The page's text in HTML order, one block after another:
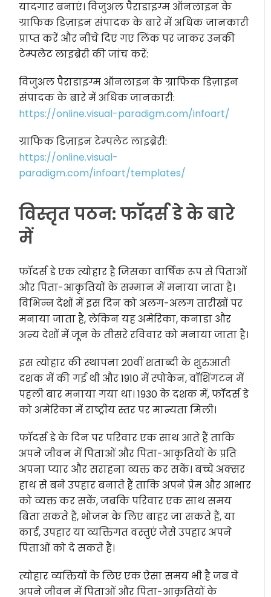
यादगार बनाएं। विजुअल पैराडाइग्म ऑनलाइन के
ग्राफिक डिज़ाइन संपादक के बारे में अधिक जानकारी
प्राप्त करें और नीचे दिए गए लिंक पर जाकर उनकी
टेम्पलेट लाइब्रेरी की जांच करें:
विजुअल पैराडाइग्म ऑनलाइन के ग्राफिक डिज़ाइन
संपादक के बारे में अधिक जानकारी:
https://online.visual-paradigm.com/infoart/
ग्राफिक डिज़ाइन टेम्पलेट लाइब्रेरी:
https://online.visual-
paradigm.com/infoart/templates/
विस्तृत पठन: फॉदर्स डे के बारे
में
फॉदर्स डे एक त्योहार है जिसका वार्षिक रूप से पिताओं
और पिता-आकृतियों के सम्मान में मनाया जाता है।
विभिन्न देशों में इस दिन को अलग-अलग तारीखों पर
मनाया जाता है, लेकिन यह अमेरिका, कनाडा और
अन्य देशों में जून के तीसरे रविवार को मनाया जाता है।
इस त्योहार की स्थापना 20वीं शताब्दी के शुरुआती
दशक में की गई थी और 1910 में स्पोकेन, वॉशिंगटन में
पहली बार मनाया गया था। 1930 के दशक में, फॉदर्स डे
को अमेरिका में राष्ट्रीय स्तर पर मान्यता मिली।
फॉदर्स डे के दिन पर परिवार एक साथ आते हैं ताकि
अपने जीवन में पिताओं और पिता-आकृतियों के प्रति
अपना प्यार और सराहना व्यक्त कर सकें। बच्चे अक्सर
हाथ से बने उपहार बनाते हैं ताकि अपने प्रेम और आभार
को व्यक्त कर सकें, जबकि परिवार एक साथ समय
बिता सकते हैं, भोजन के लिए बाहर जा सकते हैं, या
कार्ड, उपहार या व्यक्तिगत वस्तुएं जैसे उपहार अपने
पिताओं को दे सकते हैं।
त्योहार व्यक्तियों के लिए एक ऐसा समय भी है जब वे
अपने जीवन में पिताओं और पिता-आकृतियों के